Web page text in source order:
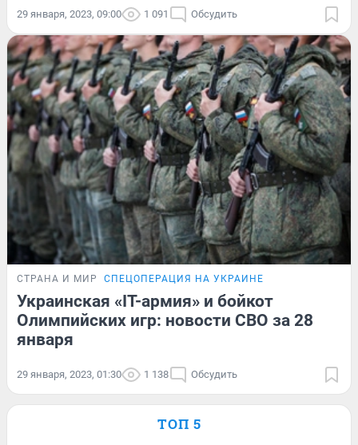
29 января, 2023, 09:00 1 091 Обсудить
СТРАНА И МИР СПЕЦОПЕРАЦИЯ НА УКРАИНЕ
Украинская «IT-армия» и бойкот
Олимпийских игр: новости СВО за 28
января
29 января, 2023, 01:30 1 138 Обсудить
ТОП 5